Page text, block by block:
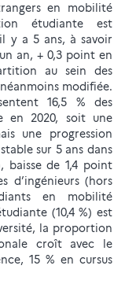
en mobilité
étudiante est
y a 5 ans, à savoir
an, + 0,3 point en
au sein des
modifiée.
16,5 % des
en 2020, soit une
une progression
sur 5 ans dans
baisse de 1,4 point
d’ingénieurs (hors
en mobilité
(10,4 %) est
la proportion
croît avec le
15 % en cursus